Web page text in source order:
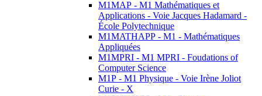
M1MAP - M1 Mathématiques et
Applications - Voie Jacques Hadamard -
École Polytechnique
M1MATHAPP - M1 - Mathématiques
Appliquées
M1MPRI - M1 MPRI - Foudations of
Computer Science
M1P - M1 Physique - Voie Irène Joliot
Curie - X